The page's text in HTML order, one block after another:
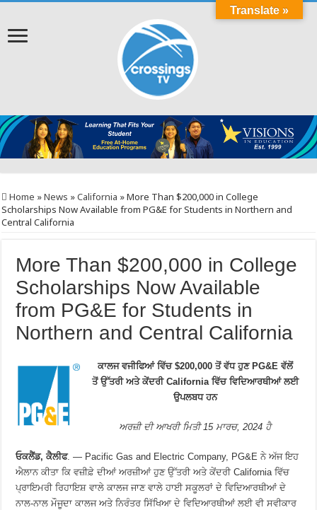
Home »News »California »More Than $200,000 in College
Scholarships Now Available from PG&E for Students in Northern and
Central California
More Than $200,000 in College
Scholarships Now Available
from PG&E for Students in
Northern and Central California
ਕਾਲਜ ਵਜੀਫਿਆਂ ਵਿੱਚ $200,000 ਤੋਂ ਵੱਧ ਹੁਣ PG&E ਵੱਲੋਂ
ਤੋਂ ਉੱਤਰੀ ਅਤੇ ਕੇਂਦਰੀ California ਵਿੱਚ ਵਿਦਿਆਰਥੀਆਂ ਲਈ
ਉਪਲਬਧ ਹਨ
ਅਰਜ਼ੀ ਦੀ ਆਖਰੀ ਮਿਤੀ 15 ਮਾਰਚ, 2024 ਹੈ
ਓਕਲੈਂਡ, ਕੈਲੀਫ. — Pacific Gas and Electric Company, PG&E ਨੇ ਅੱਜ ਇਹ
ਐਲਾਨ ਕੀਤਾ ਕਿ ਵਜ਼ੀਫ਼ੇ ਦੀਆਂ ਅਰਜ਼ੀਆਂ ਹੁਣ ਉੱਤਰੀ ਅਤੇ ਕੇਂਦਰੀ California ਵਿੱਚ
ਪ੍ਰਾਇਮਰੀ ਰਿਹਾਇਸ਼ ਵਾਲੇ ਕਾਲਜ ਜਾਣ ਵਾਲੇ ਹਾਈ ਸਕੂਲਰਾਂ ਦੇ ਵਿਦਿਆਰਥੀਆਂ ਦੇ
ਨਾਲ-ਨਾਲ ਮੌਜੂਦਾ ਕਾਲਜ ਅਤੇ ਨਿਰੰਤਰ ਸਿੱਖਿਆ ਦੇ ਵਿਦਿਆਰਥੀਆਂ ਲਈ ਵੀ ਸਵੀਕਾਰ
Translate »